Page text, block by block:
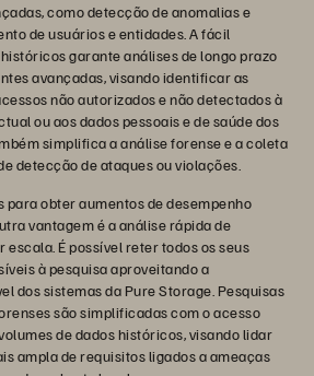
como detecção de anomalias e
de usuários e entidades. A fácil
garante análises de longo prazo
avançadas, visando identificar as
não autorizados e não detectados à
ou aos dados pessoais e de saúde dos
simplifica a análise forense e a coleta
detecção de ataques ou violações.
para obter aumentos de desempenho
vantagem é a análise rápida de
É possível reter todos os seus
à pesquisa aproveitando a
dos sistemas da Pure Storage. Pesquisas
são simplificadas com o acesso
de dados históricos, visando lidar
ampla de requisitos ligados a ameaças